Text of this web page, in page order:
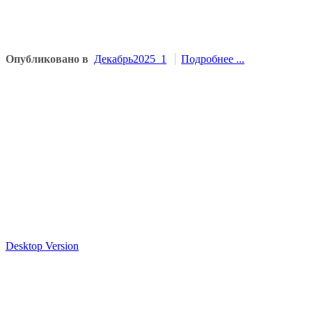
Опубликовано в Декабрь2025_1 Подробнее ...
Desktop Version